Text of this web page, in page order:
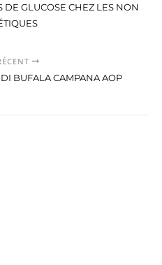
DE GLUCOSE CHEZ LES NON
BUFALA CAMPANA AOP